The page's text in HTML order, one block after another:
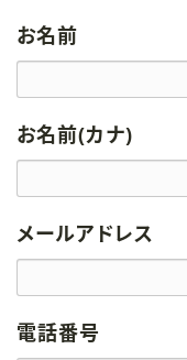
お名前
お名前(カナ)
メールアドレス
電話番号